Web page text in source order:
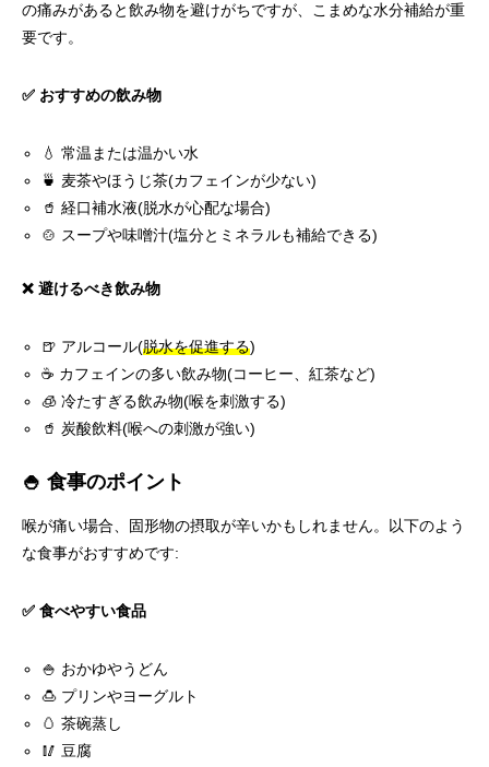
の痛みがあると飲み物を避けがちですが、こまめな水分補給が重
要です。
✅ おすすめの飲み物
💧 常温または温かい水
🍵 麦茶やほうじ茶(カフェインが少ない)
🥤 経口補水液(脱水が心配な場合)
🍲 スープや味噌汁(塩分とミネラルも補給できる)
❌ 避けるべき飲み物
🍺 アルコール(脱水を促進する)
☕ カフェインの多い飲み物(コーヒー、紅茶など)
🧊 冷たすぎる飲み物(喉を刺激する)
🥤 炭酸飲料(喉への刺激が強い)
🍚 食事のポイント
喉が痛い場合、固形物の摂取が辛いかもしれません。以下のよう
な食事がおすすめです:
✅ 食べやすい食品
🍚 おかゆやうどん
🍮 プリンやヨーグルト
🥚 茶碗蒸し
🥢 豆腐